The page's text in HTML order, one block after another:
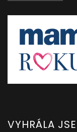
VYHRÁLA